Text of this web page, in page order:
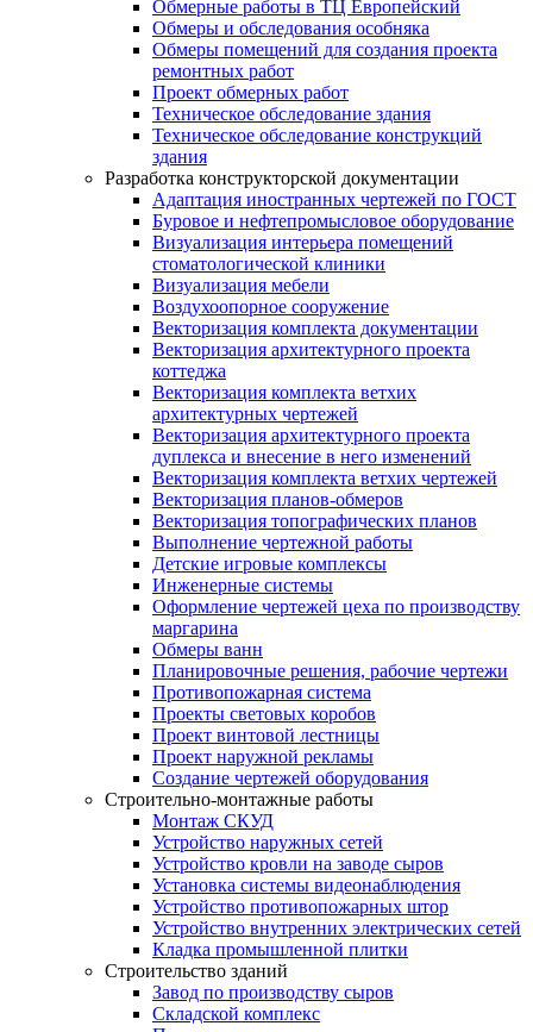
Обмерные работы в ТЦ Европейский
Обмеры и обследования особняка
Обмеры помещений для создания проекта
ремонтных работ
Проект обмерных работ
Техническое обследование здания
Техническое обследование конструкций
здания
Разработка конструкторской документации
Адаптация иностранных чертежей по ГОСТ
Буровое и нефтепромысловое оборудование
Визуализация интерьера помещений
стоматологической клиники
Визуализация мебели
Воздухоопорное сооружение
Векторизация комплекта документации
Векторизация архитектурного проекта
коттеджа
Векторизация комплекта ветхих
архитектурных чертежей
Векторизация архитектурного проекта
дуплекса и внесение в него изменений
Векторизация комплекта ветхих чертежей
Векторизация планов-обмеров
Векторизация топографических планов
Выполнение чертежной работы
Детские игровые комплексы
Инженерные системы
Оформление чертежей цеха по производству
маргарина
Обмеры ванн
Планировочные решения, рабочие чертежи
Противопожарная система
Проекты световых коробов
Проект винтовой лестницы
Проект наружной рекламы
Создание чертежей оборудования
Строительно-монтажные работы
Монтаж СКУД
Устройство наружных сетей
Устройство кровли на заводе сыров
Установка системы видеонаблюдения
Устройство противопожарных штор
Устройство внутренних электрических сетей
Кладка промышленной плитки
Строительство зданий
Завод по производству сыров
Складской комплекс